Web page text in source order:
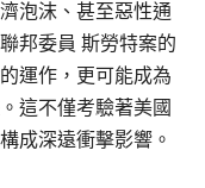
泡沫、甚至惡性通
邦委員 斯勞特案的
運作，更可能成為
這不僅考驗著美國
成深遠衝擊影響。